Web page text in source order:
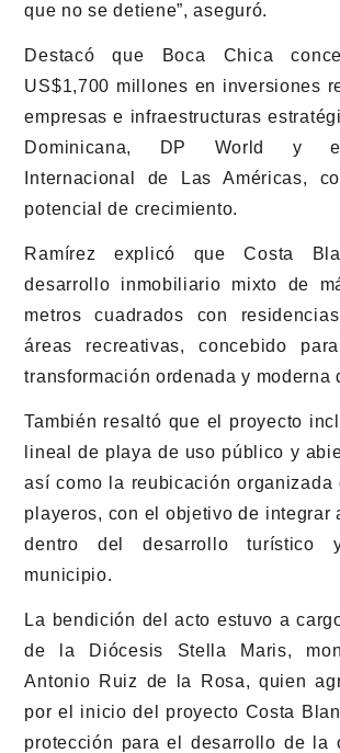
que no se detiene”, aseguró.
Destacó que Boca Chica
US$1,700 millones en inversiones
empresas e infraestructuras
Dominicana, DP World y
Internacional de Las Américas,
potencial de crecimiento.
Ramírez explicó que Costa
desarrollo inmobiliario mixto de
metros cuadrados con
áreas recreativas, concebido
transformación ordenada y moderna
También resaltó que el proyecto
lineal de playa de uso público y
así como la reubicación organizada
playeros, con el objetivo de integrar
dentro del desarrollo turístico
municipio.
La bendición del acto estuvo a
de la Diócesis Stella Maris,
Antonio Ruiz de la Rosa, quien
por el inicio del proyecto Costa
protección para el desarrollo de la